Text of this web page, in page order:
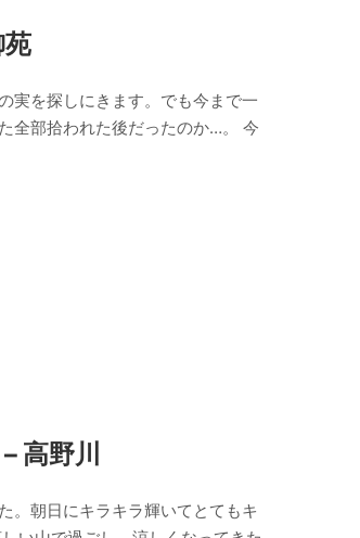
実を探しにきます。でも今まで一
全部拾われた後だったのか…。 今
高野川
。朝日にキラキラ輝いてとてもキ